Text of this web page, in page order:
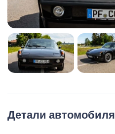
Детали автомобиля